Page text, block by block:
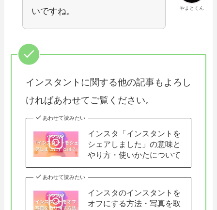
やまとくん
いですね。
インスタントに関する他の記事もよろし
ければあわせてご覧ください。
あわせて読みたい
インスタ「インスタントを
シェアしました」の意味と
やり方・使いかたについて
あわせて読みたい
インスタのインスタントを
オフにする方法・写真を取